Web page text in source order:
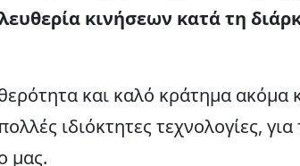
κινήσεων κατά τη
και καλό κράτημα ακόμα
ιδιόκτητες τεχνολογίες, για
μας.